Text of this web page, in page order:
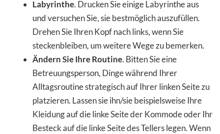
Labyrinthe. Drucken Sie einige Labyrinthe aus
und versuchen Sie, sie bestmöglich auszufüllen.
Drehen Sie Ihren Kopf nach links, wenn Sie
steckenbleiben, um weitere Wege zu bemerken.
Ändern Sie Ihre Routine. Bitten Sie eine
Betreuungsperson, Dinge während Ihrer
Alltagsroutine strategisch auf Ihrer linken Seite zu
platzieren. Lassen sie ihn/sie beispielsweise Ihre
Kleidung auf die linke Seite der Kommode oder Ihr
Besteck auf die linke Seite des Tellers legen. Wenn